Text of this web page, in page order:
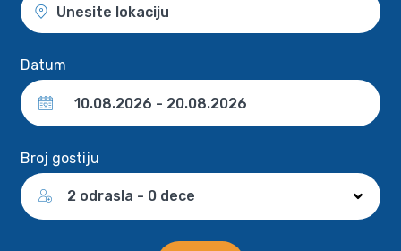
Unesite lokaciju
Datum
Broj gostiju
2 odrasla - 0 dece